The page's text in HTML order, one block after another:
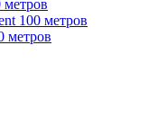
метров
100 метров
метров